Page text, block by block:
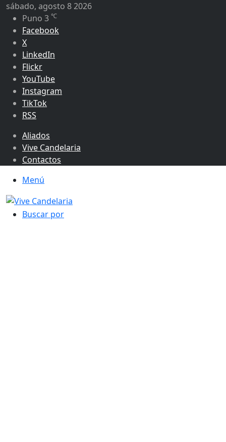
sábado, agosto 8 2026
Puno 3 ℃
Facebook
X
LinkedIn
Flickr
YouTube
Instagram
TikTok
RSS
Aliados
Vive Candelaria
Contactos
Menú
Buscar por